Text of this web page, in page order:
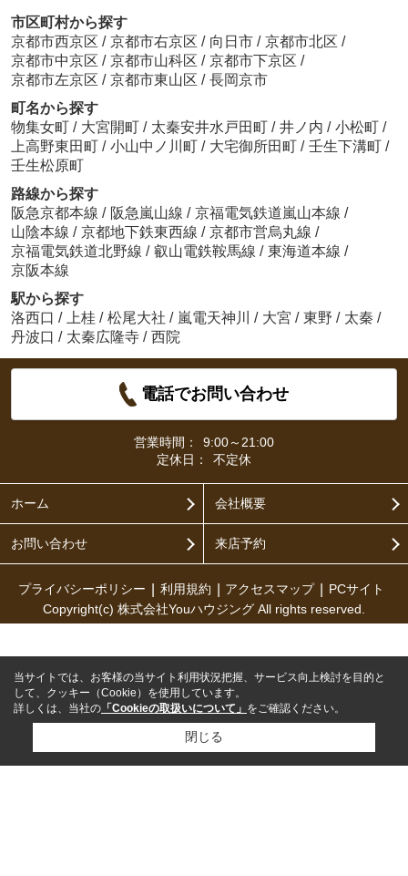
市区町村から探す
京都市西京区 / 京都市右京区 / 向日市 / 京都市北区 /
京都市中京区 / 京都市山科区 / 京都市下京区 /
京都市左京区 / 京都市東山区 / 長岡京市
町名から探す
物集女町 / 大宮開町 / 太秦安井水戸田町 / 井ノ内 / 小松町 /
上高野東田町 / 小山中ノ川町 / 大宅御所田町 / 壬生下溝町 /
壬生松原町
路線から探す
阪急京都本線 / 阪急嵐山線 / 京福電気鉄道嵐山本線 /
山陰本線 / 京都地下鉄東西線 / 京都市営烏丸線 /
京福電気鉄道北野線 / 叡山電鉄鞍馬線 / 東海道本線 /
京阪本線
駅から探す
洛西口 / 上桂 / 松尾大社 / 嵐電天神川 / 大宮 / 東野 / 太秦 /
丹波口 / 太秦広隆寺 / 西院
電話でお問い合わせ
営業時間：
9:00～21:00
定休日：
不定休
ホーム 会社概要
お問い合わせ 来店予約
プライバシーポリシー 利用規約 アクセスマップ
PCサイト
Copyright(c) 株式会社Youハウジング All rights reserved.
当サイトでは、お客様の当サイト利用状況把握、サービス向上検討を目的と
して、クッキー（Cookie）を使用しています。
詳しくは、当社の 「Cookieの取扱いについて」 をご確認ください。
閉じる